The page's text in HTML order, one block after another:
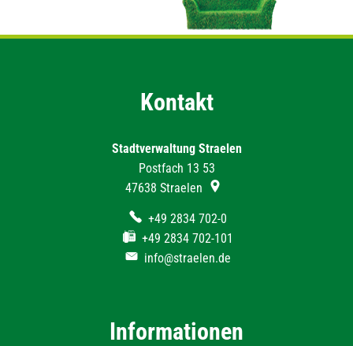
Kontakt
Stadtverwaltung Straelen
Postfach 13 53
47638 Straelen
+49 2834 702-0
+49 2834 702-101
info@straelen.de
Informationen